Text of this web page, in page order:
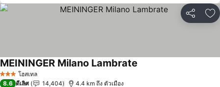
แชร์ เ
3 ดาว โฮสเทล
MEININGER Milano Lambrate
8.6 ดีเลิศ 14,404 4.4 km ถึง ตัวเมือง